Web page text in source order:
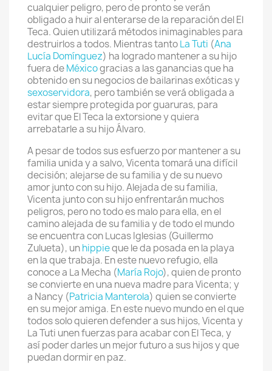
cualquier peligro, pero de pronto se verán
obligado a huir al enterarse de la reparación del El
Teca. Quien utilizará métodos inimaginables para
destruirlos a todos. Mientras tantoLa Tuti (Ana
Lucía Domínguez) ha logrado mantener a su hijo
fuera deMéxicogracias a las ganancias que ha
obtenido en su negocios de bailarinas exóticas y
sexoservidora, pero también se verá obligada a
estar siempre protegida por guaruras, para
evitar que El Teca la extorsione y quiera
arrebatarle a su hijo Álvaro.
A pesar de todos sus esfuerzo por mantener a su
familia unida y a salvo, Vicenta tomará una difícil
decisión; alejarse de su familia y de su nuevo
amor junto con su hijo. Alejada de su familia,
Vicenta junto con su hijo enfrentarán muchos
peligros, pero no todo es malo para ella, en el
camino alejada de su familia y de todo el mundo
se encuentra con Lucas Iglesias (Guillermo
Zulueta), unhippieque le da posada en la playa
en la que trabaja. En este nuevo refugio, ella
conoce a La Mecha (María Rojo), quien de pronto
se convierte en una nueva madre para Vicenta; y
a Nancy (Patricia Manterola) quien se convierte
en su mejor amiga. En este nuevo mundo en el que
todos solo quieren defender a sus hijos, Vicenta y
La Tuti unen fuerzas para acabar con El Teca, y
así poder darles un mejor futuro a sus hijos y que
puedan dormir en paz.